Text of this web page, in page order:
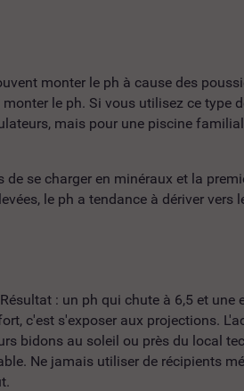
monter le ph à cause des
le ph. Si vous utilisez ce type
mais pour une piscine
se charger en minéraux et la
le ph a tendance à dériver vers
: un ph qui chute à 6,5 et une
c'est s'exposer aux projections.
bidons au soleil ou près du local
Ne jamais utiliser de récipients